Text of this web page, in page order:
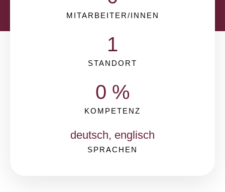
MITARBEITER/INNEN
1
STANDORT
0 %
KOMPETENZ
deutsch, englisch
SPRACHEN